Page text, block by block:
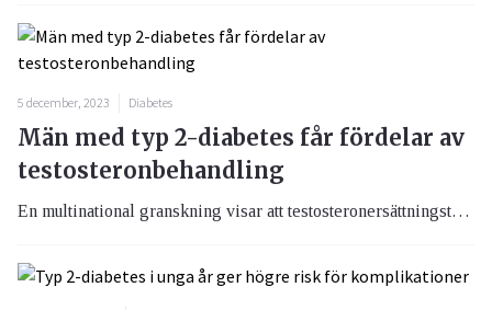
5 december, 2023 Diabetes
Män med typ 2-diabetes får fördelar av
testosteronbehandling
En multinational granskning visar att testosteronersättningsterapi var associerad med betydande minskningar i A1c-värden vid 1 och 2 års uppföljning hos män med typ 2-diabetes.